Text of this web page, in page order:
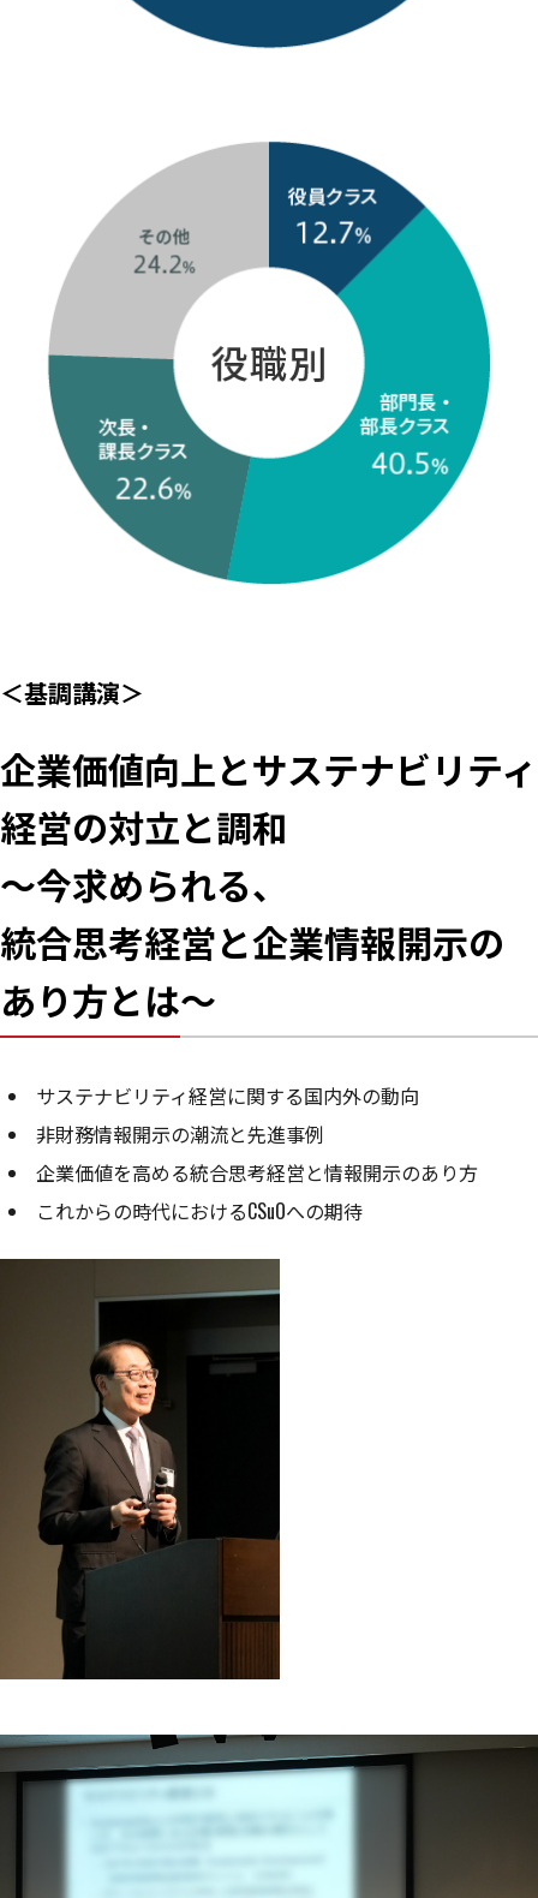
＜基調講演＞
企業価値向上とサステナビリティ
経営の対立と調和
〜今求められる、
統合思考経営と企業情報開示の
あり方とは〜
サステナビリティ経営に関する国内外の動向
非財務情報開示の潮流と先進事例
企業価値を高める統合思考経営と情報開示のあり方
これからの時代におけるCSuOへの期待